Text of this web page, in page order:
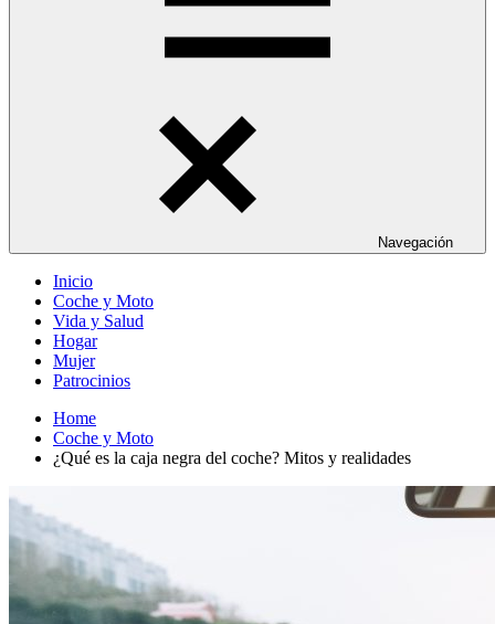
Navegación
Inicio
Coche y Moto
Vida y Salud
Hogar
Mujer
Patrocinios
Home
Coche y Moto
¿Qué es la caja negra del coche? Mitos y realidades